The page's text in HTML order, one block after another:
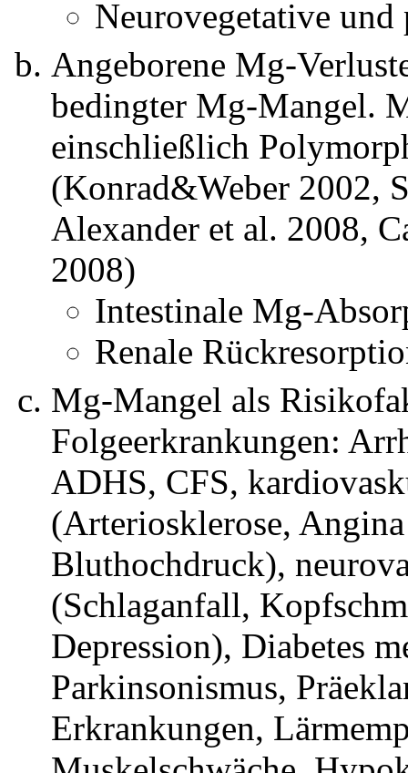
Neurovegetative
Angeborene Mg-
bedingter Mg-Mangel.
einschließlich
(Konrad&Weber 2002,
Alexander et al. 2008,
2008)
Intestinale Mg-
Renale
Mg-Mangel als
Folgeerkrankungen:
ADHS, CFS,
(Arteriosklerose,
Bluthochdruck),
(Schlaganfall,
Depression), Diabetes
Parkinsonismus,
Erkrankungen,